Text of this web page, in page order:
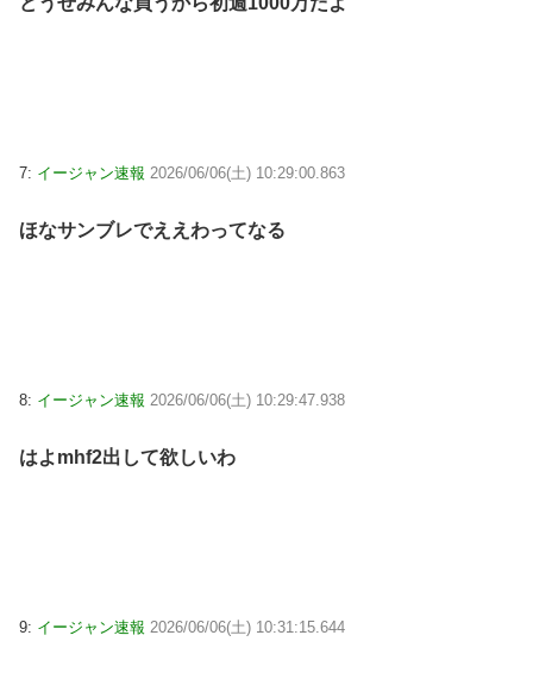
7: イージャン速報 2026/06/06(土) 10:29:00.863
ほなサンブレでええわってなる
8: イージャン速報 2026/06/06(土) 10:29:47.938
はよmhf2出して欲しいわ
9: イージャン速報 2026/06/06(土) 10:31:15.644